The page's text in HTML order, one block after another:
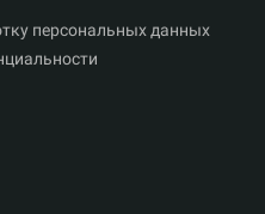
персональных данных